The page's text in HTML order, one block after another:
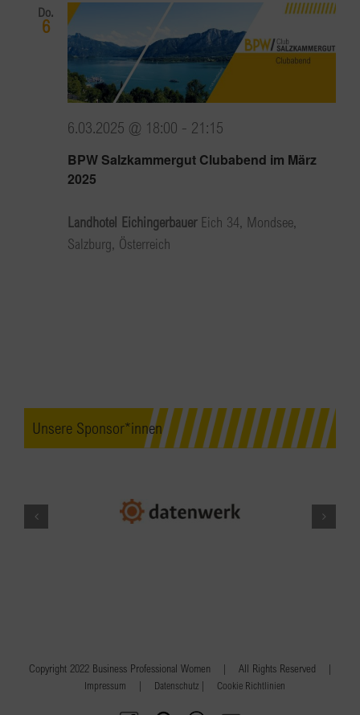
Do.
6
BPW Salzkammergut Clubabend im März
2025
6.03.2025 @ 18:00 - 21:15
Landhotel Eichingerbauer Eich 34, Mondsee,
Salzburg, Österreich
Unsere Sponsor*innen
Copyright 2022 Business Professional Women | All Rights Reserved |
Impressum | Datenschutz | Cookie Richtlinien